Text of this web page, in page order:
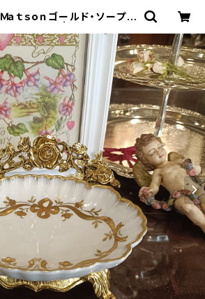
ａｔｓｏｎゴールド・ソープデ
：スージークーパー・サル
など、アンティーク・ライフを
提案！